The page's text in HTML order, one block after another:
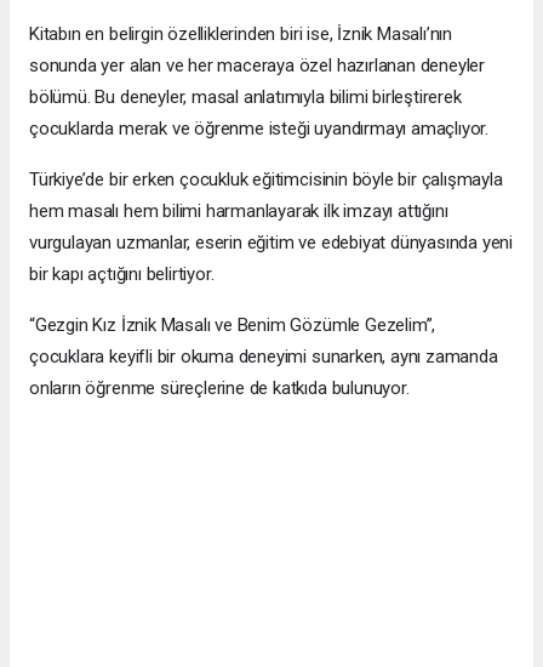
Kitabın en belirgin özelliklerinden biri ise, İznik Masalı’nın
sonunda yer alan ve her maceraya özel hazırlanan deneyler
bölümü. Bu deneyler, masal anlatımıyla bilimi birleştirerek
çocuklarda merak ve öğrenme isteği uyandırmayı amaçlıyor.
Türkiye’de bir erken çocukluk eğitimcisinin böyle bir çalışmayla
hem masalı hem bilimi harmanlayarak ilk imzayı attığını
vurgulayan uzmanlar, eserin eğitim ve edebiyat dünyasında yeni
bir kapı açtığını belirtiyor.
“Gezgin Kız İznik Masalı ve Benim Gözümle Gezelim”,
çocuklara keyifli bir okuma deneyimi sunarken, aynı zamanda
onların öğrenme süreçlerine de katkıda bulunuyor.